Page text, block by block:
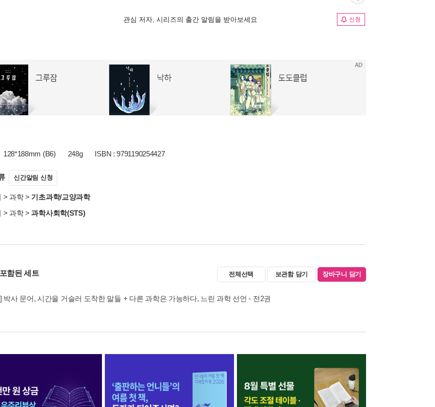
관심 저자, 시리즈의 출간 알림을 받아보세요 신청
128*188mm (B6) 248g ISBN : 9791190254427
신간알림 신청
> 과학> 기초과학/교양과학
> 과학>과학사회학(STS)
함된 세트 전체선택 보관함 담기 장바구니 담기
박사 문어, 시간을 거슬러 도착한 말들 + 다른 과학은 가능하다, 느린 과학 선언 - 전2권